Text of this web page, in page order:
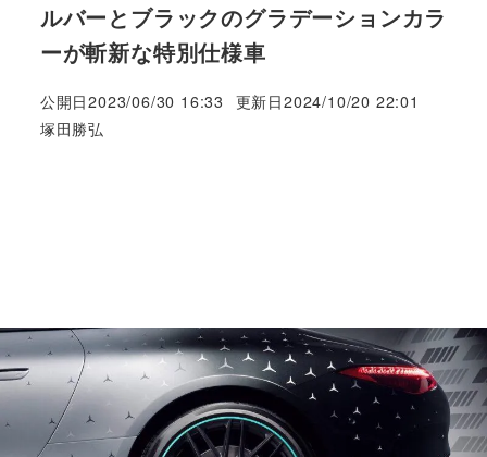
ルバーとブラックのグラデーションカラ
ーが斬新な特別仕様車
公開日2023/06/30 16:33 更新日2024/10/20 22:01
著
塚田勝弘